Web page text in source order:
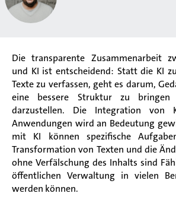
Die transparente Zusammenarbeit
und KI ist entscheidend: Statt die KI
Texte zu verfassen, geht es darum,
eine bessere Struktur zu bringen
darzustellen. Die Integration von
Anwendungen wird an Bedeutung
mit KI können spezifische
Transformation von Texten und die
ohne Verfälschung des Inhalts sind
öffentlichen Verwaltung in vielen
werden können.